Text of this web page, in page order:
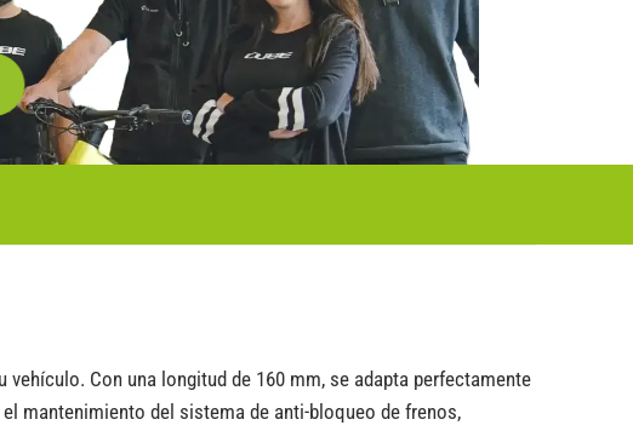
Con una longitud de 160 mm, se adapta perfectamente
mantenimiento del sistema de anti-bloqueo de frenos,